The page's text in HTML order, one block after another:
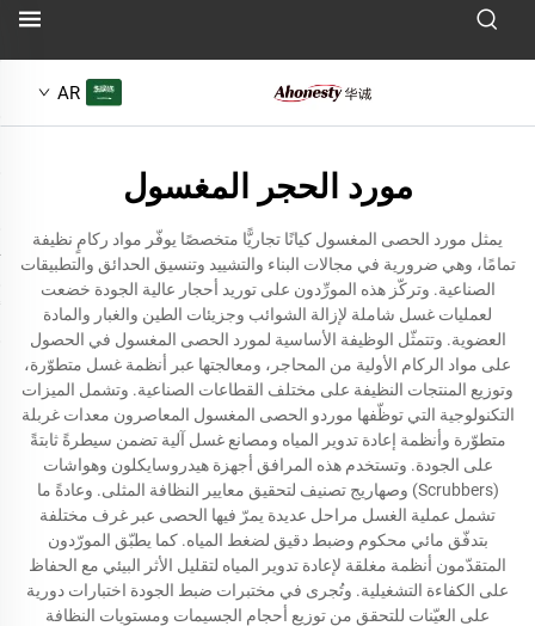
AR
مورد الحجر المغسول
يمثل مورد الحصى المغسول كيانًا تجاريًّا متخصصًا يوفّر مواد ركامٍ نظيفة
تمامًا، وهي ضرورية في مجالات البناء والتشييد وتنسيق الحدائق والتطبيقات
الصناعية. وتركّز هذه المورِّدون على توريد أحجار عالية الجودة خضعت
لعمليات غسل شاملة لإزالة الشوائب وجزيئات الطين والغبار والمادة
العضوية. وتتمثّل الوظيفة الأساسية لمورد الحصى المغسول في الحصول
على مواد الركام الأولية من المحاجر، ومعالجتها عبر أنظمة غسل متطوّرة،
وتوزيع المنتجات النظيفة على مختلف القطاعات الصناعية. وتشمل الميزات
التكنولوجية التي توظّفها موردو الحصى المغسول المعاصرون معدات غربلة
متطوّرة وأنظمة إعادة تدوير المياه ومصانع غسل آلية تضمن سيطرةً ثابتةً
على الجودة. وتستخدم هذه المرافق أجهزة هيدروسايكلون وهواشات
(Scrubbers) وصهاريج تصنيف لتحقيق معايير النظافة المثلى. وعادةً ما
تشمل عملية الغسل مراحل عديدة يمرّ فيها الحصى عبر غرف مختلفة
بتدفّق مائي محكوم وضبط دقيق لضغط المياه. كما يطبّق المورّدون
المتقدّمون أنظمة مغلقة لإعادة تدوير المياه لتقليل الأثر البيئي مع الحفاظ
على الكفاءة التشغيلية. وتُجرى في مختبرات ضبط الجودة اختبارات دورية
على العيّنات للتحقق من توزيع أحجام الجسيمات ومستويات النظافة